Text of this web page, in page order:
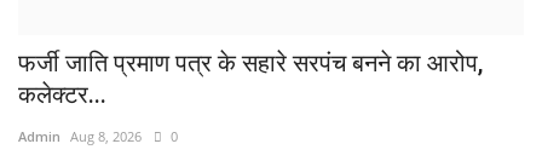
फर्जी जाति प्रमाण पत्र के सहारे सरपंच बनने का आरोप,
कलेक्टर...
Admin Aug 8, 2026 0